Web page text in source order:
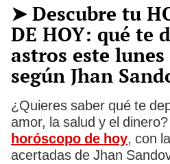
➤ Descubre tu
DE HOY: qué te
astros este
según Jhan
¿Quieres saber qué te
amor, la salud y el
horóscopo de hoy, con
acertadas de Jhan